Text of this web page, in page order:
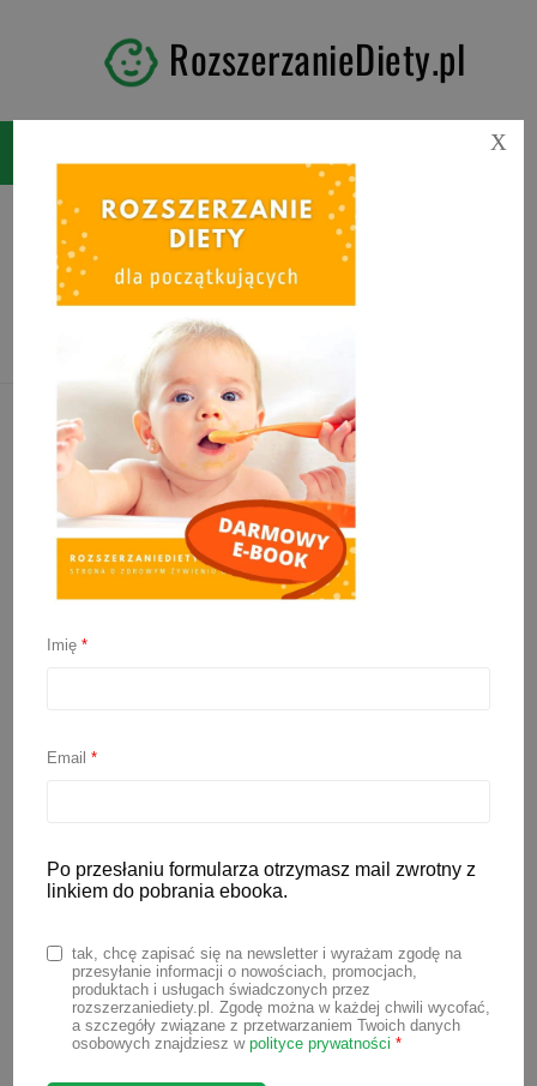
RozszerzanieDiety.pl
Tag:Od kiedy można solić
posiłki dla dziecka
– jaka jest bezpieczna
20 września 2024
stołu to wielkie ułatwienie dla osoby
przygotowującej posiłki. Nie trzeba
wtedy gotować dań specjalnie dla
Imię*
Email*
Po przesłaniu formularza otrzymasz mail zwrotny z
linkiem do pobrania ebooka.
tak, chcę zapisać się na newsletter i wyrażam zgodę na
przesyłanie informacji o nowościach, promocjach,
produktach i usługach świadczonych przez
rozszerzaniediety.pl. Zgodę można w każdej chwili wycofać,
a szczegóły związane z przetwarzaniem Twoich danych
osobowych znajdziesz w polityce prywatności *
X